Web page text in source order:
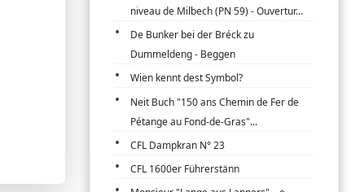
niveau de Milbech (PN 59) - Ouvertur...
De Bunker bei der Bréck zu
Dummeldeng - Beggen
Wien kennt dest Symbol?
Neit Buch "150 ans Chemin de Fer de
Pétange au Fond-de-Gras"...
CFL Dampkran N° 23
CFL 1600er Führerstänn